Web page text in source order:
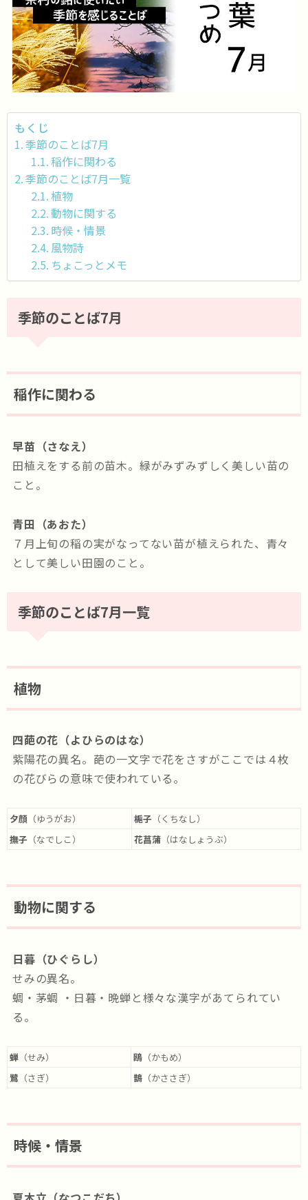
もくじ
季節のことば7月
稲作に関わる
季節のことば7月一覧
植物
動物に関する
時候・情景
風物詩
ちょこっとメモ
季節のことば7月
稲作に関わる
早苗（さなえ）
田植えをする前の苗木。緑がみずみずしく美しい苗の
こと。
青田（あおた）
７月上旬の稲の実がなってない苗が植えられた、青々
として美しい田園のこと。
季節のことば7月一覧
植物
四葩の花（よひらのはな）
紫陽花の異名。葩の一文字で花をさすがここでは４枚
の花びらの意味で使われている。
夕顔 （ゆうがお） 梔子 （くちなし）
撫子 （なでしこ） 花菖蒲 （はなしょうぶ）
動物に関する
日暮（ひぐらし）
せみの異名。
蜩・茅蜩 ・日暮・晩蝉と様々な漢字があてられてい
る。
蝉 （せみ） 鴎 （かもめ）
鷺 （さぎ） 鵲 （かささぎ）
時候・情景